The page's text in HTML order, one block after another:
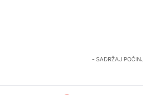
- SADRŽAJ